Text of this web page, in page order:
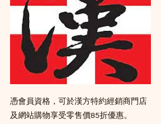
憑會員資格，可於漢方特約經銷商門店
及網站購物享受零售價85折優惠。